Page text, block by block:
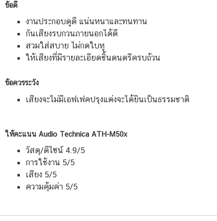
ข้อดี
งานประกอบดูดี แน่นหนาและทนทาน
กันเสียงรบกวนภายนอกได้ดี
สวมใส่สบาย ไม่กดใบหู
ให้เสียงที่มีรายละเอียดชิ้นดนตรีครบถ้วน
ข้อควรระวัง
เสียงจะไม่มีเอฟเฟคปรุงแต่งจะได้ยินเป็นธรรมชาติ
ให้คะแนน Audio Technica ATH-M50x
วัสดุ/ดีไซน์ 4.9/5
การใช้งาน 5/5
เสียง 5/5
ความคุ้มค่า 5/5